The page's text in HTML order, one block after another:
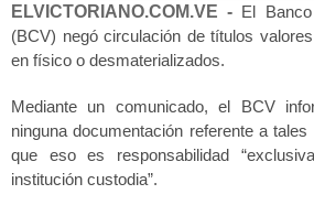
ELVICTORIANO.COM.VE - El
(BCV) negó circulación de títulos valores
en físico o desmaterializados.
Mediante un comunicado, el BCV
ninguna documentación referente a
que eso es responsabilidad
institución custodia”.